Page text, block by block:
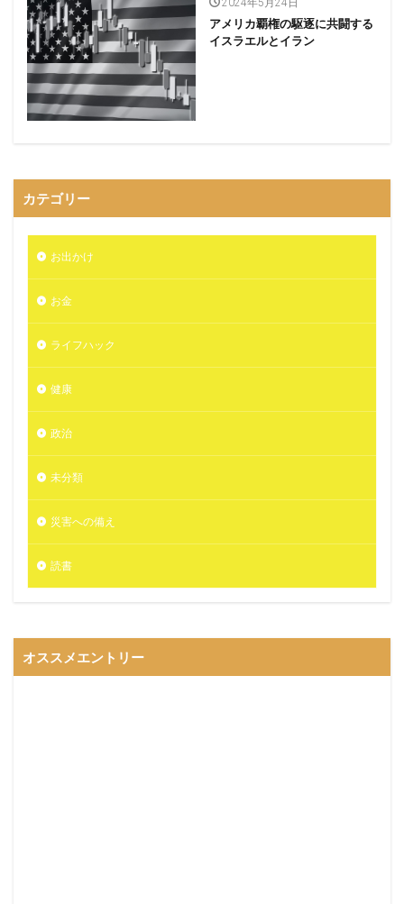
2024年5月24日
アメリカ覇権の駆逐に共闘する
イスラエルとイラン
カテゴリー
お出かけ
お金
ライフハック
健康
政治
未分類
災害への備え
読書
オススメエントリー